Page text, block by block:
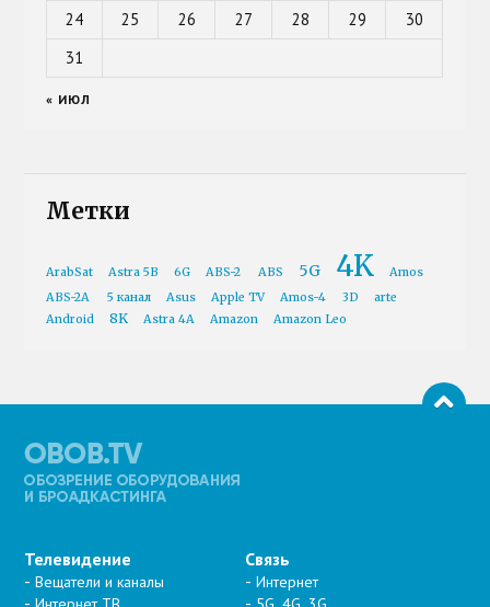
24
25 26 27 28 29
30
31
« ИЮЛ
Метки
ArabSat Astra 5B 6G ABS-2 ABS 5G 4K
Amos
ABS-2A
5 канал Asus Apple TV Amos-4 3D
arte
Android
8K Astra 4A Amazon Amazon Leo
Телевидение
Вещатели и каналы
Связь
Интернет